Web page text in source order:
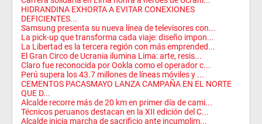
HIDRANDINA EXHORTA A EVITAR CONEXIONES
DEFICIENTES...
Samsung presenta su nueva línea de televisores con...
La pick-up que transforma cada viaje: diseño impon...
La Libertad es la tercera región con más emprended...
El Gran Circo de Ucrania ilumina Lima: arte, resis...
Claro fue reconocida por Ookla como el operador c...
Perú supera los 43.7 millones de líneas móviles y ...
CEMENTOS PACASMAYO LANZA CAMPAÑA EN EL NORTE
QUE D...
Alcalde recorre más de 20 km en primer día de cami...
Técnicos peruanos destacan en la XII edición del C...
Alcalde inicia marcha de sacrificio ante incumplim...